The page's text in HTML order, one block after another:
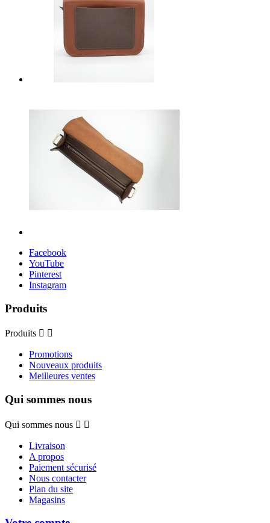
Facebook
YouTube
Pinterest
Instagram
Produits
Produits  
Promotions
Nouveaux produits
Meilleures ventes
Qui sommes nous
Qui sommes nous  
Livraison
A propos
Paiement sécurisé
Nous contacter
Plan du site
Magasins